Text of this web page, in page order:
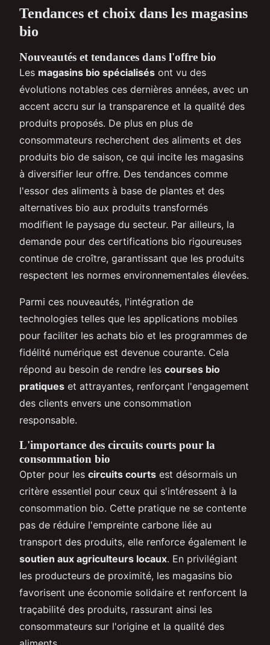
Tendances et choix dans les magasins
bio
Nouveautés et tendances dans l'offre bio
Les magasins bio spécialisés ont vu des
évolutions notables ces dernières années, avec un
accent accru sur la transparence et la qualité des
produits proposés. De plus en plus de
consommateurs recherchent des aliments et des
produits bio de saison, ce qui incite les magasins
à diversifier leur offre. Des tendances comme
l'essor des aliments à base de plantes et des
alternatives bio aux produits transformés
modifient le paysage du secteur. Par ailleurs, la
demande pour des certifications bio rigoureuses
continue de croître, garantissant que les produits
respectent les normes environnementales élevées.
Parmi ces nouveautés, l'intégration de
technologies telles que les applications mobiles
pour faciliter les achats bio et les programmes de
fidélité numérique est devenue courante. Cela
répond au besoin de rendre les courses bio
pratiques et attrayantes, renforçant l'engagement
des clients envers une consommation
responsable.
L'importance des circuits courts pour la
consommation bio
Opter pour les circuits courts est désormais un
critère essentiel pour ceux qui s'intéressent à la
consommation bio. Cette pratique ne se contente
pas de réduire l'empreinte carbone liée au
transport des produits, elle renforce également le
soutien aux agriculteurs locaux. En privilégiant
les producteurs de proximité, les magasins bio
favorisent une économie solidaire et renforcent la
traçabilité des produits, rassurant ainsi les
consommateurs sur l'origine et la qualité des